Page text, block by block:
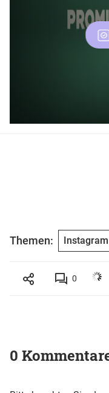
Themen: Instagram
0
0